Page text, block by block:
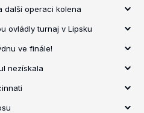
další operaci kolena
ovládly turnaj v Lipsku
ve finále!
nezískala